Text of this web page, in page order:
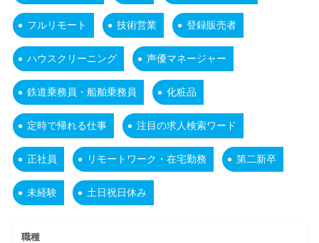
フルリモート 技術営業 登録販売者
ハウスクリーニング 声優マネージャー
鉄道乗務員・船舶乗務員 化粧品
定時で帰れる仕事 注目の求人検索ワード
正社員 リモートワーク・在宅勤務 第二新卒
未経験 土日祝日休み
職種